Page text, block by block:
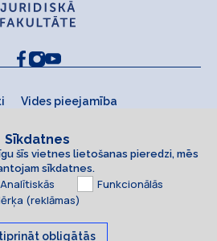
Vides pieejamība
Sīkdatnes
šīs vietnes lietošanas pieredzi, mēs
sīkdatnes.
Analītiskās
Funkcionālās
(reklāmas)
obligātās